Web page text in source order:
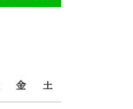
金 土